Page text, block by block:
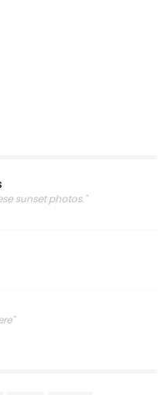
sunset photos."